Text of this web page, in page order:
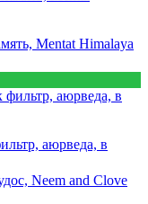
Mentat Himalaya
аюрведа, в